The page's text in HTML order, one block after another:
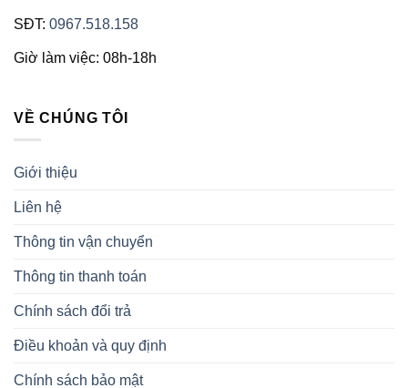
SĐT: 0967.518.158
Giờ làm việc: 08h-18h
VỀ CHÚNG TÔI
Giới thiệu
Liên hệ
Thông tin vận chuyển
Thông tin thanh toán
Chính sách đổi trả
Điều khoản và quy định
Chính sách bảo mật